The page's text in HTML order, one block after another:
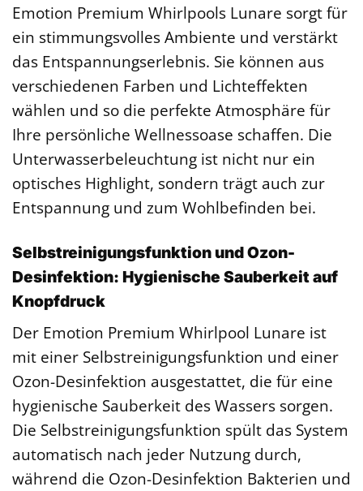
Emotion Premium Whirlpools Lunare sorgt für
ein stimmungsvolles Ambiente und verstärkt
das Entspannungserlebnis. Sie können aus
verschiedenen Farben und Lichteffekten
wählen und so die perfekte Atmosphäre für
Ihre persönliche Wellnessoase schaffen. Die
Unterwasserbeleuchtung ist nicht nur ein
optisches Highlight, sondern trägt auch zur
Entspannung und zum Wohlbefinden bei.
Selbstreinigungsfunktion und Ozon-
Desinfektion: Hygienische Sauberkeit auf
Knopfdruck
Der Emotion Premium Whirlpool Lunare ist
mit einer Selbstreinigungsfunktion und einer
Ozon-Desinfektion ausgestattet, die für eine
hygienische Sauberkeit des Wassers sorgen.
Die Selbstreinigungsfunktion spült das System
automatisch nach jeder Nutzung durch,
während die Ozon-Desinfektion Bakterien und